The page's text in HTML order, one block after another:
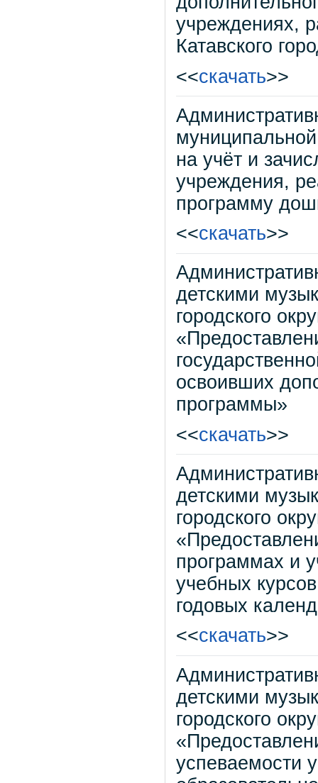
учреждениях,
Катавского
<<скачать>>
на учёт и
учреждения,
программу
<<скачать>>
детскими
городского
освоивших
программы»
<<скачать>>
детскими
городского
программах и
учебных
годовых
<<скачать>>
детскими
городского
успеваемости